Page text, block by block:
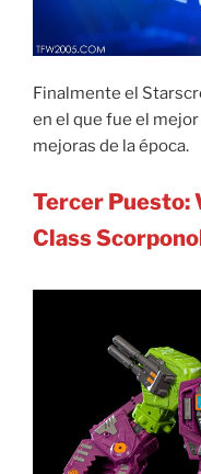
Finalmente el
en el que fue el
mejoras de la época.
Tercer Puesto:
Class